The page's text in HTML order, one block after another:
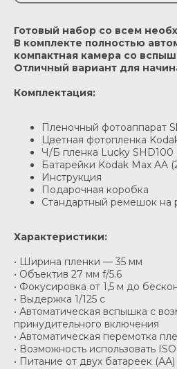
Готовый набор со всем
В комплекте полностью
компактная камера со
Отличный вариант для
Комплектация:
Пленочный фотоаппарат
Цветная фотопленка
Ч/Б пленка Lucky SHD100
Батарейки Kodak Max AA
Инструкция
Подарочная коробка
Стандартный ремешок на
Характеристики:
• Ширина пленки — 35 мм
• Объектив 27 мм f/5.6
• Фокусировка от 1,5 м до
• Выдержка 1/125 c
• Автоматическая вспышка с
принудительного включения
• Автоматическая перемотка
• Возможность использовать
• Питание от двух батареек (АА)